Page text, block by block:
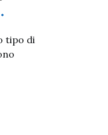
tipo di